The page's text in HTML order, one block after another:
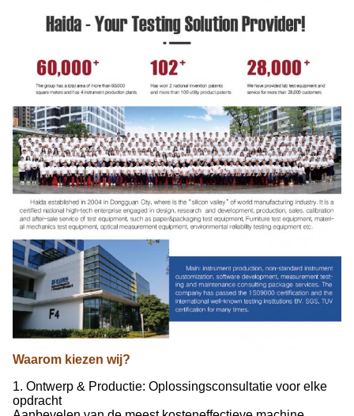
Waarom kiezen wij?
1. Ontwerp & Productie: Oplossingsconsultatie voor elke
opdracht